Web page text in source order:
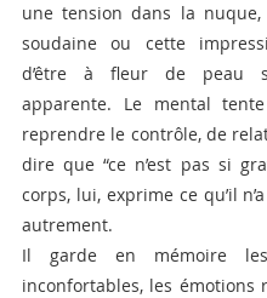
une tension dans la
soudaine ou cette
d’être à fleur de peau
apparente. Le mental
reprendre le contrôle, de
dire que “ce n’est pas si
corps, lui, exprime ce qu’il
autrement.
Il garde en mémoire
inconfortables, les émotions